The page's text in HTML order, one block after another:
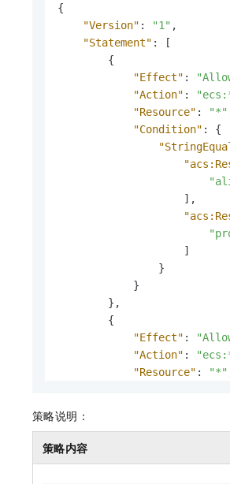
{
"Version" : "1" ,
"Statement" :
[
{
"Effect" :
"Action" :
"Resource" : "*"
"Condition" :
{
] ,
]
}
}
} ,
{
"Effect" :
"Action" :
"Resource" : "*"
策略说明：
策略内容